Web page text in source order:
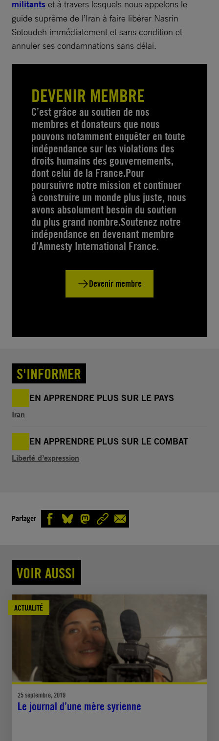
militants et à travers lesquels nous appelons le
guide suprême de l’Iran à faire libérer Nasrin
Sotoudeh immédiatement et sans condition et
annuler ses condamnations sans délai.
DEVENIR MEMBRE
C’est grâce au soutien de nos
membres et donateurs que nous
pouvons notamment enquêter en toute
indépendance sur les violations des
droits humains des gouvernements,
dont celui de la France.Pour
poursuivre notre mission et continuer
à construire un monde plus juste, nous
avons absolument besoin du soutien
du plus grand nombre.Soutenez notre
indépendance en devenant membre
d’Amnesty International France.
Devenir membre
S'INFORMER
EN APPRENDRE PLUS SUR LE PAYS
Iran
EN APPRENDRE PLUS SUR LE COMBAT
Liberté d’expression
Partager
VOIR AUSSI
ACTUALITÉ
25 septembre, 2019
Le journal d’une mère syrienne